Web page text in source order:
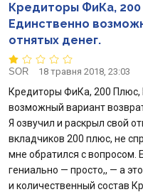
Кредиторы ФиКа,
Единственно
отнятых денег.
SOR 18 травня 2018, 23:03
Кредиторы ФиКа, 200 Плюс,
возможный вариант
Я озвучил и раскрыл свой
вкладчиков 200 плюс, не
мне обратился с вопросом.
гениально — просто,, — а
и количественный состав